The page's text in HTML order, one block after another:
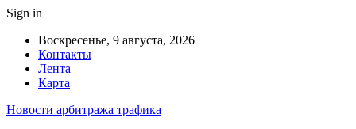
Sign in
Воскресенье, 9 августа, 2026
Контакты
Лента
Карта
Новости арбитража трафика